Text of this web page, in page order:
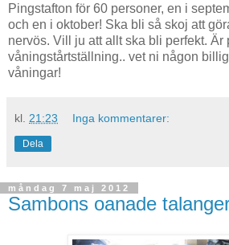
Pingstafton för 60 personer, en i
och en i oktober! Ska bli så skoj att
nervös. Vill ju att allt ska bli perfekt. Är
våningstårtställning.. vet ni någon
våningar!
kl. 21:23 Inga kommentarer:
Dela
måndag 7 maj 2012
Sambons oanade